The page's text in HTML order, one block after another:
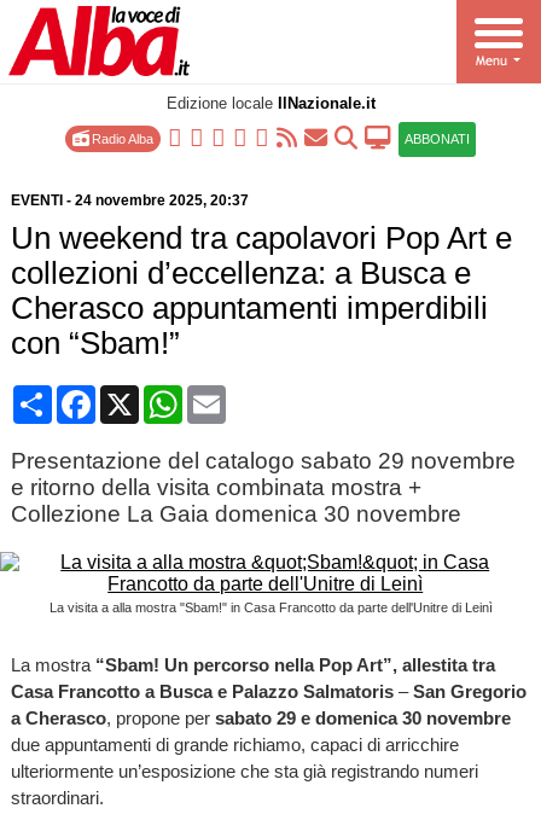
Edizione locale IlNazionale.it
Radio Alba ABBONATI
EVENTI - 24 novembre 2025, 20:37
Un weekend tra capolavori Pop Art e
collezioni d’eccellenza: a Busca e
Cherasco appuntamenti imperdibili
con “Sbam!”
CondividiFacebook
X WhatsApp
Email
Presentazione del catalogo sabato 29 novembre
e ritorno della visita combinata mostra +
Collezione La Gaia domenica 30 novembre
La visita a alla mostra "Sbam!" in Casa Francotto da parte dell'Unitre di Leinì
La mostra “Sbam! Un percorso nella Pop Art”, allestita tra
Casa Francotto a Busca e Palazzo Salmatoris –San Gregorio
a Cherasco, propone per sabato 29 e domenica 30 novembre
due appuntamenti di grande richiamo, capaci di arricchire
ulteriormente un’esposizione che sta già registrando numeri
straordinari.